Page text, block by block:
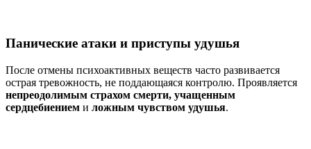
Панические атаки и приступы удушья
После отмены психоактивных веществ часто развивается
острая тревожность, не поддающаяся контролю. Проявляется
непреодолимым страхом смерти, учащенным
сердцебиением и ложным чувством удушья.